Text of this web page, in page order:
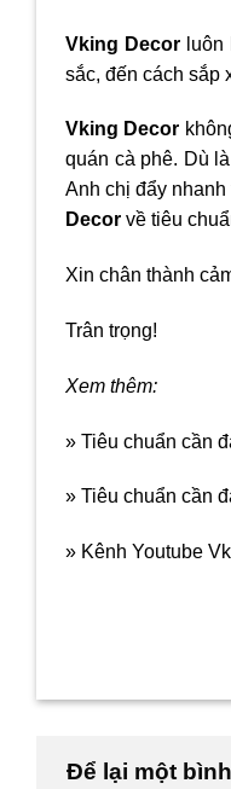
Vking Decor
sắc, đến cách sắp
Vking Decor
quán cà phê. Dù
Anh chị đẩy
Decor về tiêu
Xin chân thành
Trân trọng!
Xem thêm:
» Tiêu chuẩn cần
» Tiêu chuẩn cần
» Kênh Youtube
Để lại một